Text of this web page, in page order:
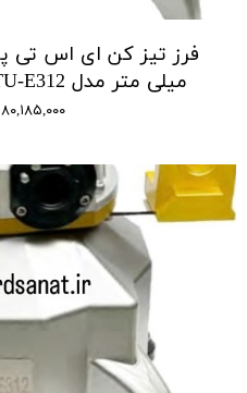
میلی متر مدل TU-E312 برند AST-POWER
۸۰,۱۸۵,۰۰۰ تومان